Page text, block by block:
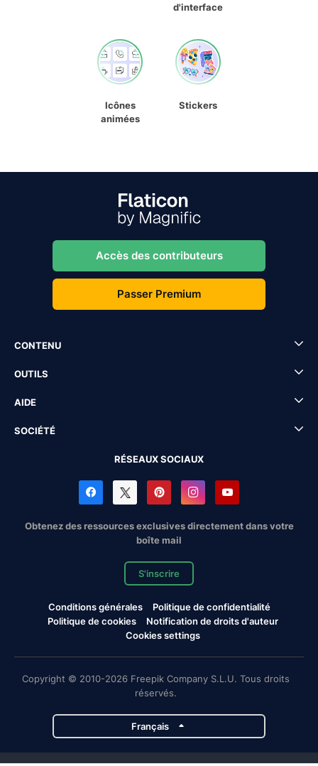
d'interface
Icônes
animées
Stickers
Accès des contributeurs
Passer Premium
CONTENU
OUTILS
AIDE
SOCIÉTÉ
RÉSEAUX SOCIAUX
Obtenez des ressources exclusives directement dans votre
boîte mail
S'inscrire
Conditions générales
Politique de confidentialité
Politique de cookies
Notification de droits d'auteur
Cookies settings
Copyright © 2010-2026 Freepik Company S.L.U. Tous droits
réservés.
Français